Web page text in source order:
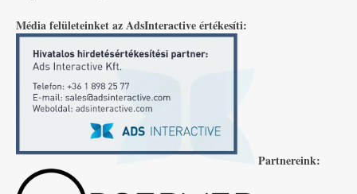
Média felületeinket az AdsInteractive értékesíti:
Partnereink: